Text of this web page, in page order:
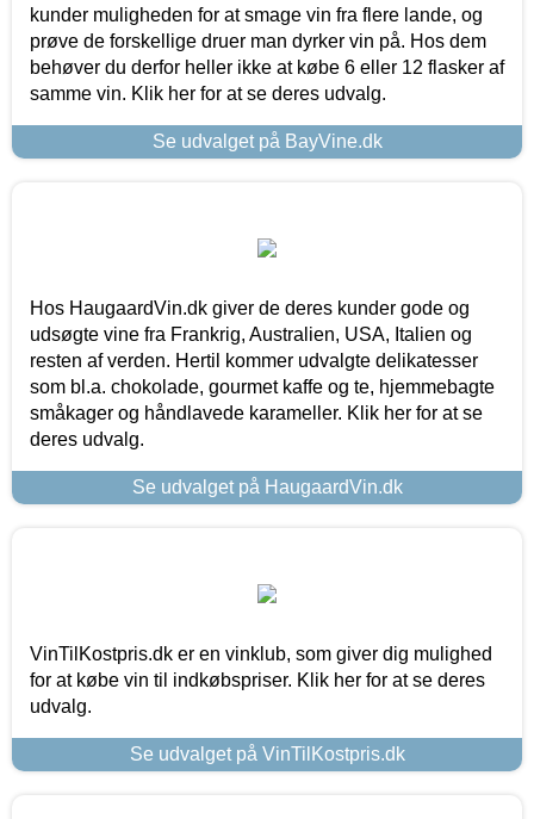
kunder muligheden for at smage vin fra flere lande, og
prøve de forskellige druer man dyrker vin på. Hos dem
behøver du derfor heller ikke at købe 6 eller 12 flasker af
samme vin. Klik her for at se deres udvalg.
Se udvalget på BayVine.dk
Hos HaugaardVin.dk giver de deres kunder gode og
udsøgte vine fra Frankrig, Australien, USA, Italien og
resten af verden. Hertil kommer udvalgte delikatesser
som bl.a. chokolade, gourmet kaffe og te, hjemmebagte
småkager og håndlavede karameller. Klik her for at se
deres udvalg.
Se udvalget på HaugaardVin.dk
VinTilKostpris.dk er en vinklub, som giver dig mulighed
for at købe vin til indkøbspriser. Klik her for at se deres
udvalg.
Se udvalget på VinTilKostpris.dk